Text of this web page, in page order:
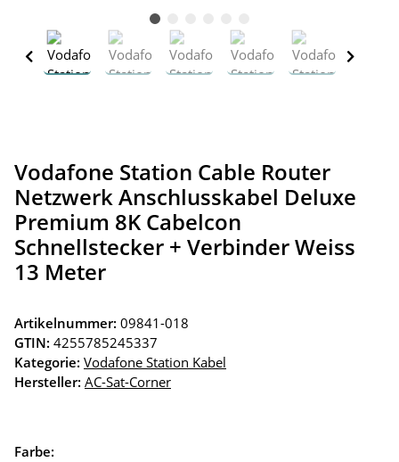
Vodafone Station Cable Router
Netzwerk Anschlusskabel Deluxe
Premium 8K Cabelcon
Schnellstecker + Verbinder Weiss
13 Meter
Artikelnummer: 09841-018
GTIN: 4255785245337
Kategorie: Vodafone Station Kabel
Hersteller: AC-Sat-Corner
Farbe: